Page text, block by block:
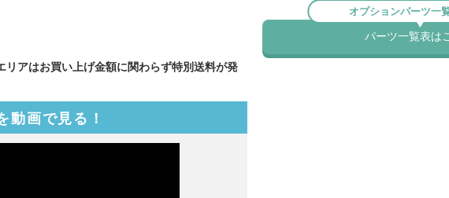
アはお買い上げ金額に関わらず特別送料が発
動画で見る！